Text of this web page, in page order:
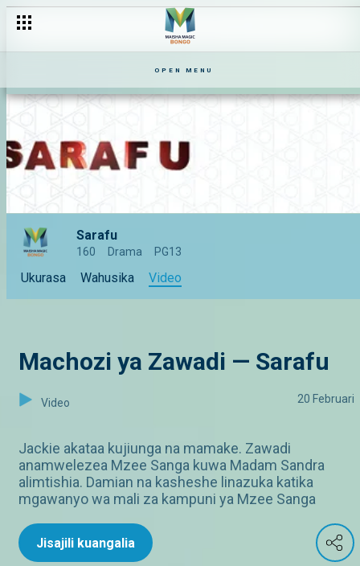
OPEN MENU
Sarafu
160 Drama PG13
Ukurasa Wahusika Video
Machozi ya Zawadi — Sarafu
Video 20 Februari
Jackie akataa kujiunga na mamake. Zawadi
anamwelezea Mzee Sanga kuwa Madam Sandra
alimtishia. Damian na kasheshe linazuka katika
mgawanyo wa mali za kampuni ya Mzee Sanga
Jisajili kuangalia